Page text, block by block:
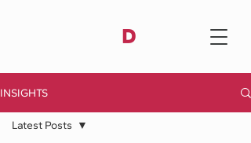
D
INSIGHTS
Latest Posts